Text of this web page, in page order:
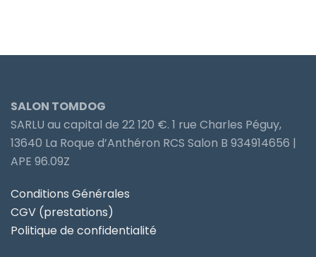
SALON TOMDOG
SARLU au capital de 22 120 €. 1 rue Charles Péguy,
13640 La Roque d’Anthéron RCS Salon B 934914656 |
APE 96.09Z
Conditions Générales
CGV (prestations)
Politique de confidentialité